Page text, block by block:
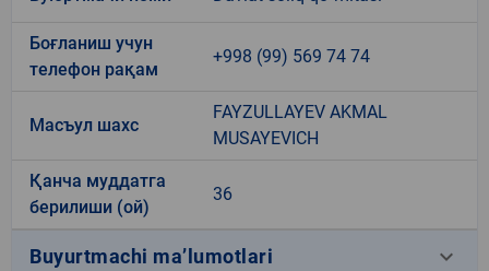
Боғланиш учун
телефон рақам
+998 (99) 569 74 74
Масъул шахс
FAYZULLAYEV AKMAL
MUSAYEVICH
Қанча муддатга
берилиши (ой)
36
Buyurtmachi ma’lumotlari keyboard_arrow_down